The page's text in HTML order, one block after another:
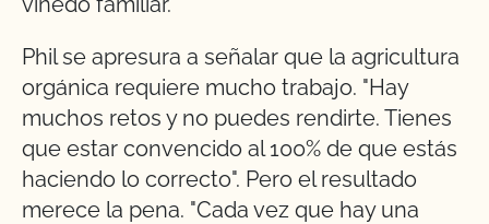
Phil se apresura a señalar que la agricultura
orgánica requiere mucho trabajo. "Hay
muchos retos y no puedes rendirte. Tienes
que estar convencido al 100% de que estás
haciendo lo correcto". Pero el resultado
merece la pena. "Cada vez que hay una